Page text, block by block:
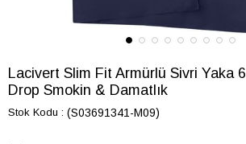
Lacivert Slim Fit Armürlü Sivri Yaka 6
Drop Smokin & Damatlık
Stok Kodu (S03691341-M09)